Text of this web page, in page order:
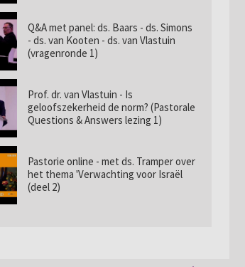
Q&A met panel: ds. Baars - ds. Simons
- ds. van Kooten - ds. van Vlastuin
(vragenronde 1)
Prof. dr. van Vlastuin - Is
geloofszekerheid de norm? (Pastorale
Questions & Answers lezing 1)
Pastorie online - met ds. Tramper over
het thema 'Verwachting voor Israël
(deel 2)